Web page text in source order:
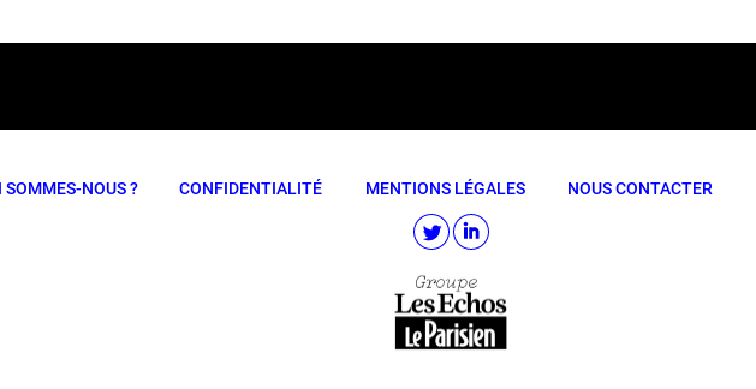
SOMMES-NOUS ? CONFIDENTIALITÉ MENTIONS LÉGALES NOUS CONTACTER